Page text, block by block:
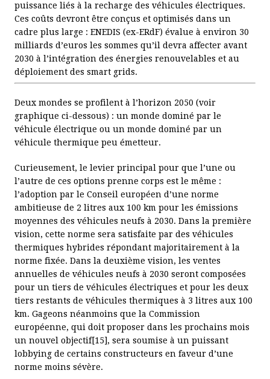
puissance liés à la recharge des véhicules électriques.
Ces coûts devront être conçus et optimisés dans un
cadre plus large : ENEDIS (ex-ERdF) évalue à environ 30
milliards d’euros les sommes qu’il devra affecter avant
2030 à l’intégration des énergies renouvelables et au
déploiement des smart grids.
Deux mondes se profilent à l’horizon 2050 (voir
graphique ci-dessous) : un monde dominé par le
véhicule électrique ou un monde dominé par un
véhicule thermique peu émetteur.
Curieusement, le levier principal pour que l’une ou
l’autre de ces options prenne corps est le même :
l’adoption par le Conseil européen d’une norme
ambitieuse de 2 litres aux 100 km pour les émissions
moyennes des véhicules neufs à 2030. Dans la première
vision, cette norme sera satisfaite par des véhicules
thermiques hybrides répondant majoritairement à la
norme fixée. Dans la deuxième vision, les ventes
annuelles de véhicules neufs à 2030 seront composées
pour un tiers de véhicules électriques et pour les deux
tiers restants de véhicules thermiques à 3 litres aux 100
km. Gageons néanmoins que la Commission
européenne, qui doit proposer dans les prochains mois
un nouvel objectif[15], sera soumise à un puissant
lobbying de certains constructeurs en faveur d’une
norme moins sévère.